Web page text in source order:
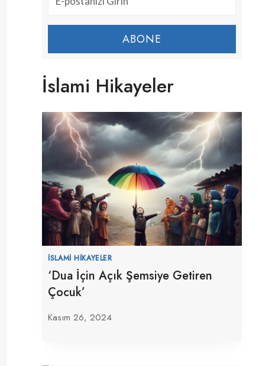
ABONE
İslami Hikayeler
İSLAMI HIKAYELER
‘Dua İçin Açık Şemsiye Getiren
Çocuk’
Kasım 26, 2024